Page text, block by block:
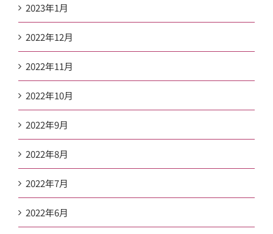
2023年1月
2022年12月
2022年11月
2022年10月
2022年9月
2022年8月
2022年7月
2022年6月